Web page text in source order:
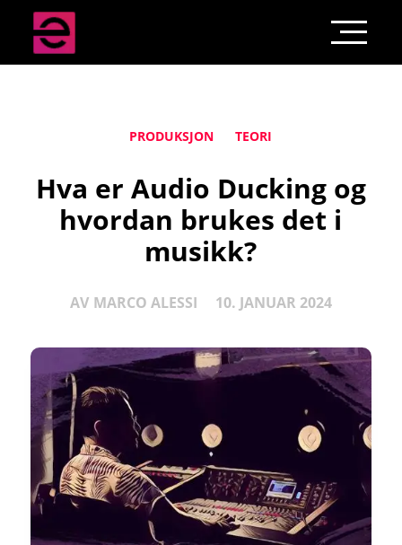
PRODUKSJON TEORI
Hva er Audio Ducking og
hvordan brukes det i
musikk?
AV MARCO ALESSI 10. JANUAR 2024